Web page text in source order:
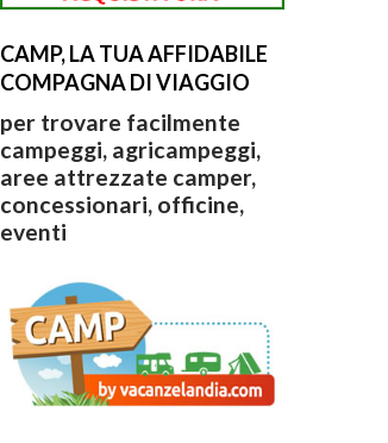
CAMP, LA TUA AFFIDABILE
COMPAGNA DI VIAGGIO
per trovare facilmente
campeggi, agricampeggi,
aree attrezzate camper,
concessionari, officine,
eventi